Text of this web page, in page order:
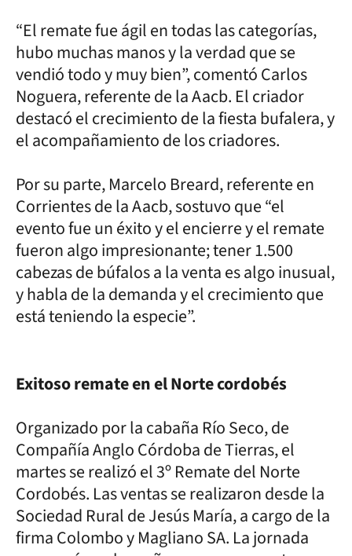
“El remate fue ágil en todas las categorías,
hubo muchas manos y la verdad que se
vendió todo y muy bien”, comentó Carlos
Noguera, referente de la Aacb. El criador
destacó el crecimiento de la fiesta bufalera, y
el acompañamiento de los criadores.
Por su parte, Marcelo Breard, referente en
Corrientes de la Aacb, sostuvo que “el
evento fue un éxito y el encierre y el remate
fueron algo impresionante; tener 1.500
cabezas de búfalos a la venta es algo inusual,
y habla de la demanda y el crecimiento que
está teniendo la especie”.
Exitoso remate en el Norte cordobés
Organizado por la cabaña Río Seco, de
Compañía Anglo Córdoba de Tierras, el
martes se realizó el 3º Remate del Norte
Cordobés. Las ventas se realizaron desde la
Sociedad Rural de Jesús María, a cargo de la
firma Colombo y Magliano SA. La jornada